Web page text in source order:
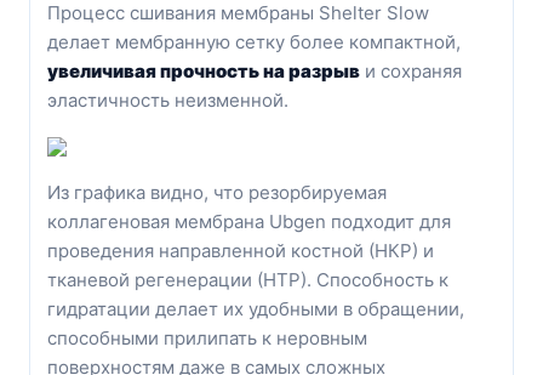
Процесс сшивания мембраны Shelter Slow
делает мембранную сетку более компактной,
увеличивая прочность на разрыв и сохраняя
эластичность неизменной.
Из графика видно, что резорбируемая
коллагеновая мембрана Ubgen подходит для
проведения направленной костной (НКР) и
тканевой регенерации (НТР). Способность к
гидратации делает их удобными в обращении,
способными прилипать к неровным
поверхностям даже в самых сложных